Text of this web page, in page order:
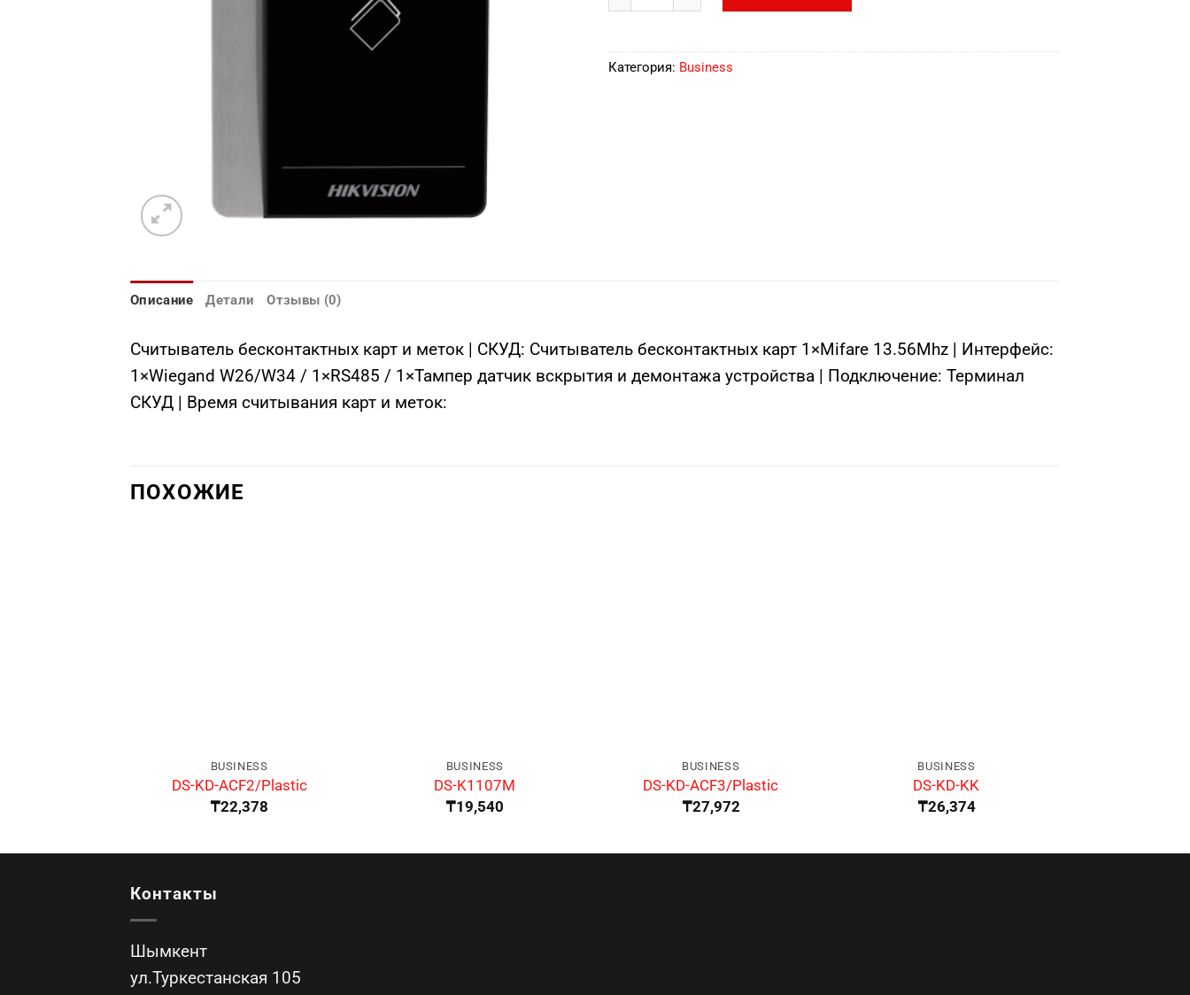
Категория: Business
Описание Детали Отзывы (0)
Считыватель бесконтактных карт и меток | СКУД: Считыватель бесконтактных карт 1×Mifare 13.56Mhz | Интерфейс:
1×Wiegand W26/W34 / 1×RS485 / 1×Тампер датчик вскрытия и демонтажа устройства | Подключение: Терминал
СКУД | Время считывания карт и меток:
ПОХОЖИЕ
BUSINESS
DS-KD-ACF2/Plastic
₸22,378
BUSINESS
DS-K1107M
₸19,540
BUSINESS
DS-KD-ACF3/Plastic
₸27,972
BUSINESS
DS-KD-KK
₸26,374
Контакты
Шымкент
ул.Туркестанская 105